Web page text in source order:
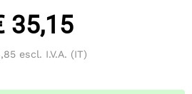
35,15
escl. I.V.A. (IT)